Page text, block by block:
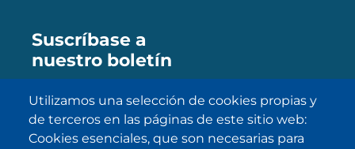
Suscríbase a
nuestro boletín
SUBSCRIBE
Utilizamos una selección de cookies propias y
de terceros en las páginas de este sitio web:
Cookies esenciales, que son necesarias para